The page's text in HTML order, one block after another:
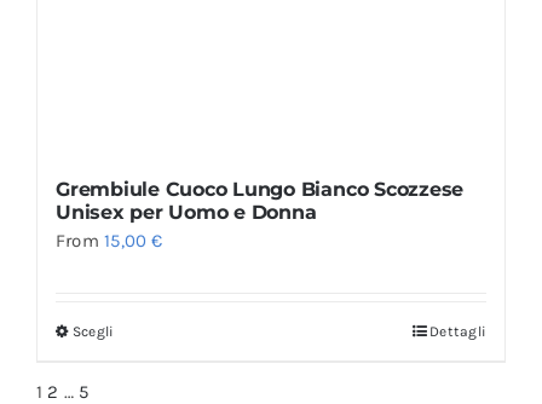
Grembiule Cuoco Lungo Bianco Scozzese
Unisex per Uomo e Donna
From15,00€
Scegli Dettagli
1 2 … 5